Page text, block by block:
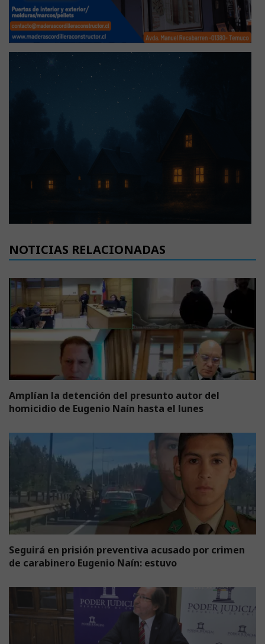
NOTICIAS RELACIONADAS
Amplían la detención del presunto autor del
homicidio de Eugenio Naín hasta el lunes
Seguirá en prisión preventiva acusado por crimen
de carabinero Eugenio Naín: estuvo